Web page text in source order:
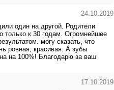
24.10.2019
один на другой. Родители
только к 30 годам. Огромнейшее
могу сказать, что
ровная, красивая. А зубы
на 100%! Благодарю за ваш
17.10.2019